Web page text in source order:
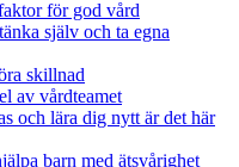
för god vård
själv och ta egna
skillnad
av vårdteamet
och lära dig nytt är det här
barn med ätsvårighet